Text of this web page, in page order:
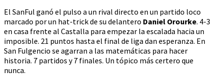
El SanFul ganó el pulso a un rival directo en un partido loco
marcado por un hat-trick de su delantero Daniel Orourke. 4-3
en casa frente al Castalla para empezar la escalada hacia un
imposible. 21 puntos hasta el final de liga dan esperanza. En
San Fulgencio se agarran a las matemáticas para hacer
historia. 7 partidos y 7 finales. Un tópico más certero que
nunca.